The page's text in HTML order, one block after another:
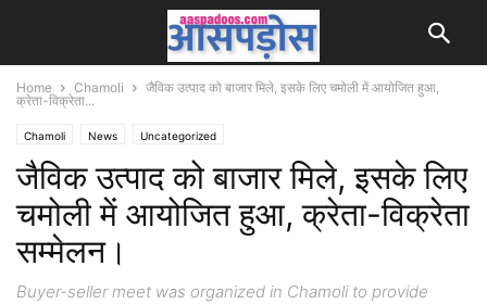
Home Chamoli
जैविक उत्पाद को बाजार मिले, इसके लिए चमोली में आयोजित हुआ,
क्रेता-विक्रेता...
Chamoli News Uncategorized
जैविक उत्पाद को बाजार मिले, इसके लिए
चमोली में आयोजित हुआ, क्रेता-विक्रेता
सम्मेलन।
Buyer-seller meet was organized in Chamoli to provide